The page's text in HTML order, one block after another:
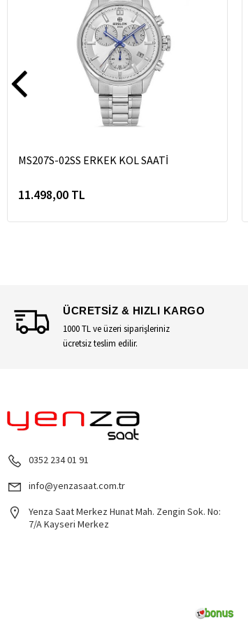
MS207S-02SS ERKEK KOL SAATİ
11.498,00 TL
ÜCRETSİZ & HIZLI KARGO
1000 TL ve üzeri siparişleriniz
ücretsiz teslim edilir.
0352 234 01 91
info@yenzasaat.com.tr
Yenza Saat Merkez Hunat Mah. Zengin Sok. No:
7/A Kayseri Merkez